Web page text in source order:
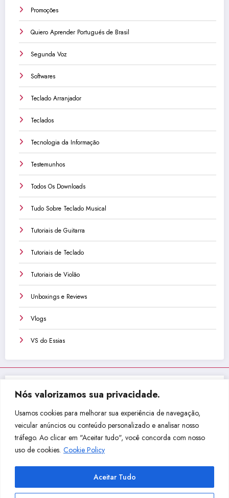
Nós valorizamos sua privacidade.
Usamos cookies para melhorar sua experiência de navegação,
veicular anúncios ou conteúdo personalizado e analisar nosso
tráfego. Ao clicar em "Aceitar tudo", você concorda com nosso
uso de cookies. Cookie Policy
Aceitar Tudo
Promoções
Quiero Aprender Portugués de Brasil
Segunda Voz
Softwares
Teclado Arranjador
Teclados
Tecnologia da Informação
Testemunhos
Todos Os Downloads
Tudo Sobre Teclado Musical
Tutoriais de Guitarra
Tutoriais de Teclado
Tutoriais de Violão
Unboxings e Reviews
Vlogs
VS do Essias
Não perca isso!
Dicio
Afina
Com
prar
to